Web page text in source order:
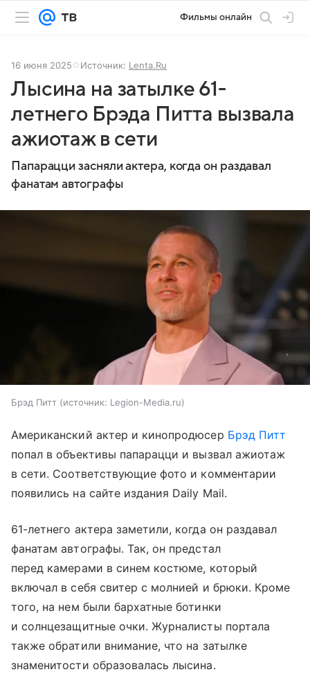
Фильмы онлайн
16 июня 2025 Источник: Lenta.Ru
Лысина на затылке 61-
летнего Брэда Питта вызвала
ажиотаж в сети
Папарацци засняли актера, когда он раздавал
фанатам автографы
Брэд Питт источник: Legion-Media.ru
Американский актер и кинопродюсер Брэд Питт
попал в объективы папарацци и вызвал ажиотаж
в сети. Соответствующие фото и комментарии
появились на сайте издания Daily Mail.
61-летнего актера заметили, когда он раздавал
фанатам автографы. Так, он предстал
перед камерами в синем костюме, который
включал в себя свитер с молнией и брюки. Кроме
того, на нем были бархатные ботинки
и солнцезащитные очки. Журналисты портала
также обратили внимание, что на затылке
знаменитости образовалась лысина.